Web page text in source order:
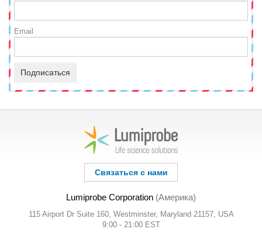
Email
Подписаться
Связаться с нами
Lumiprobe Corporation (Америка)
115 Airport Dr Suite 160, Westminster, Maryland 21157, USA
9:00 - 21:00 EST